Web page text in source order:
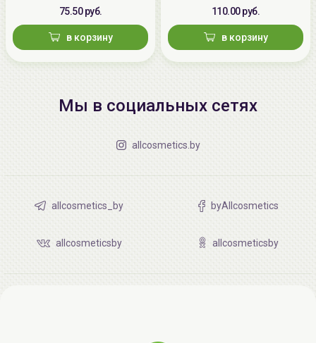
75.50 руб.
в корзину
110.00 руб.
в корзину
Мы в социальных сетях
allcosmetics.by
allcosmetics_by byAllcosmetics
allcosmeticsby allcosmeticsby